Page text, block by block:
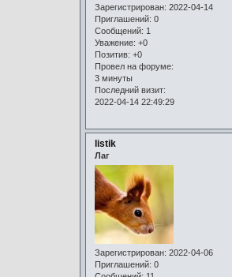
Зарегистрирован: 2022-04-14
Приглашений: 0
Сообщений: 1
Уважение: +0
Позитив: +0
Провел на форуме:
3 минуты
Последний визит:
2022-04-14 22:49:29
listik
Лаг
Зарегистрирован: 2022-04-06
Приглашений: 0